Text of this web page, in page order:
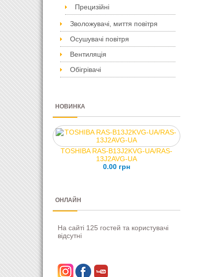
Прецизійні
Зволожувачі, миття повітря
Осушувачі повітря
Вентиляція
Обігрівачі
НОВИНКА
TOSHIBA RAS-B13J2KVG-UA/RAS-
13J2AVG-UA
0.00 грн
ОНЛАЙН
На сайті 125 гостей та користувачі
відсутні